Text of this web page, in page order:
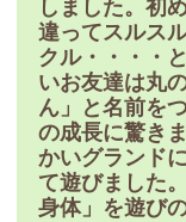
しました。初
違ってスルス
クル・・・・
いお友達は丸
ん」と名前を
の成長に驚き
かいグランド
て遊びました
身体」を遊び